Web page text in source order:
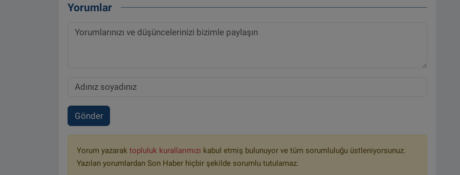
Yorumlar
Gönder
Yorum yazarak topluluk kurallarımızı kabul etmiş bulunuyor ve tüm sorumluluğu üstleniyorsunuz.
Yazılan yorumlardan Son Haber hiçbir şekilde sorumlu tutulamaz.